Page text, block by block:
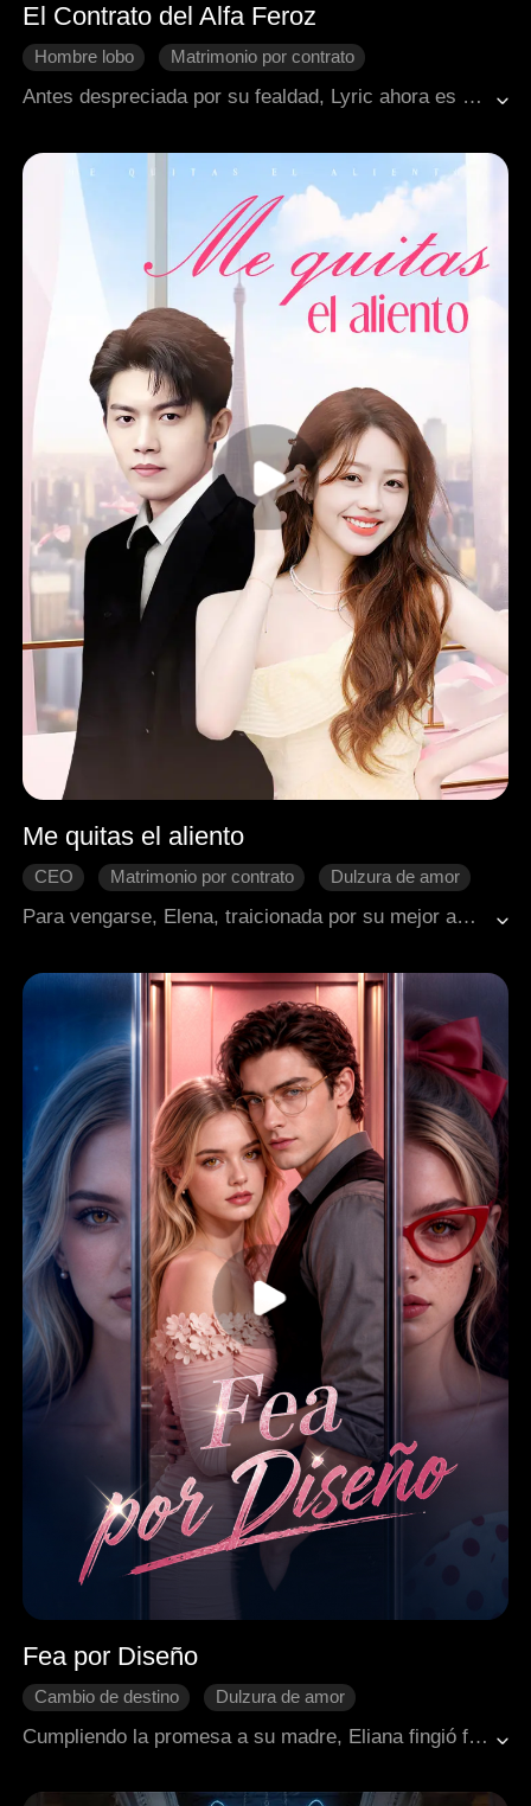
El Contrato del Alfa Feroz
Hombre lobo
Matrimonio por contrato
Antes despreciada por su fealdad, Lyric ahora es hermosa y es obligada a casarse con el frío Alfa Jaris. Mientras oculta un poder prohibido, deberá salvar a su hijo enfermo, enfrentar oscuras conspiraciones y ganarse el corazón del inalcanzable Alfa.
Me quitas el aliento
CEO Matrimonio por contrato Dulzura de amor
Para vengarse, Elena, traicionada por su mejor amiga y su novio, llegó a un acuerdo con Waylen y los dos comenzaron un matrimonio contractual. Aunque conscientes de que esta relación se basaba en un acuerdo, sus corazones sucumbieron a la trampa del amor.
Fea por Diseño
Cambio de destino
Dulzura de amor
Jefe dominante
Cumpliendo la promesa a su madre, Eliana fingió fealdad durante años. Sin embargo, al descubrirse su matrimonio secreto con el codiciado heredero Cole, deberá mudarse con él. Mientras desenmascara las trampas de su hermana, sus verdaderas identidades saldrán a la luz.